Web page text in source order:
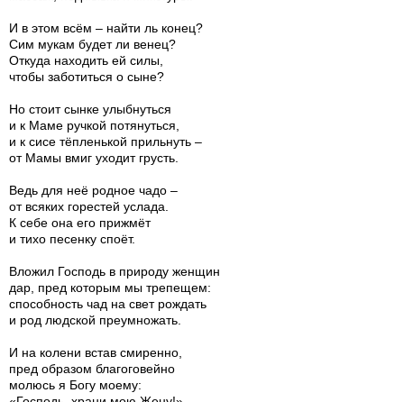
И в этом всём – найти ль конец?
Сим мукам будет ли венец?
Откуда находить ей силы,
чтобы заботиться о сыне?
Но стоит сынке улыбнуться
и к Маме ручкой потянуться,
и к сисе тёпленькой прильнуть –
от Мамы вмиг уходит грусть.
Ведь для неё родное чадо –
от всяких горестей услада.
К себе она его прижмёт
и тихо песенку cпоёт.
Вложил Господь в природу женщин
дар, пред которым мы трепещем:
способность чад на свет рождать
и род людской преумножать.
И на колени встав смиренно,
пред образом благоговейно
молюсь я Богу моему: